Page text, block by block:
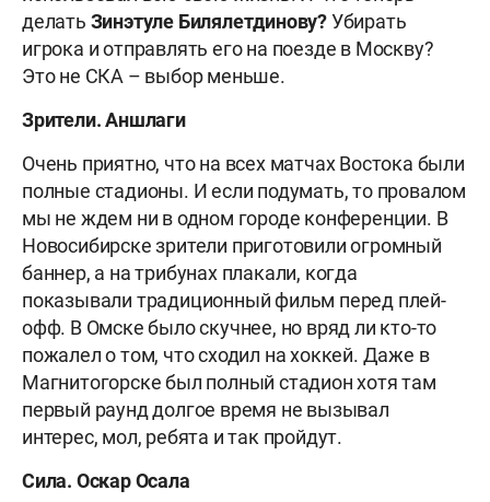
делать Зинэтуле Билялетдинову?Убирать
игрока и отправлять его на поезде в Москву?
Это не СКА – выбор меньше.
Зрители. Аншлаги
Очень приятно, что на всех матчах Востока были
полные стадионы. И если подумать, то провалом
мы не ждем ни в одном городе конференции. В
Новосибирске зрители приготовили огромный
баннер, а на трибунах плакали, когда
показывали традиционный фильм перед плей-
офф. В Омске было скучнее, но вряд ли кто-то
пожалел о том, что сходил на хоккей. Даже в
Магнитогорске был полный стадион хотя там
первый раунд долгое время не вызывал
интерес, мол, ребята и так пройдут.
Сила. Оскар Осала